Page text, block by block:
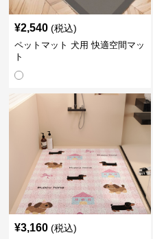
¥2,540 (税込)
ペットマット 犬用 快適空間マッ
ト
¥3,160 (税込)